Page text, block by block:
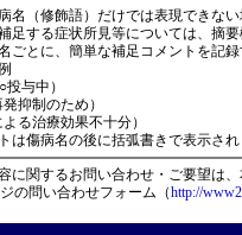
名（修飾語）だけでは表現できな
足する症状所見等については、摘
ごとに、簡単な補足コメントを記
与中）
抑制のため）
る治療効果不十分）
は傷病名の後に括弧書きで表示され
に関するお問い合わせ・ご要望は
の問い合わせフォーム（http://